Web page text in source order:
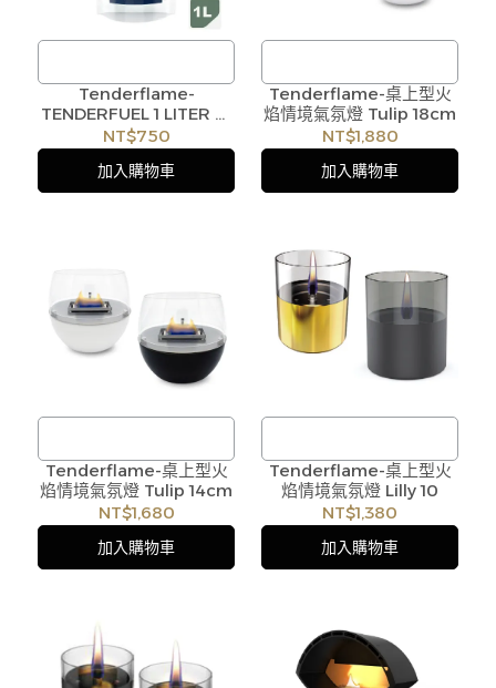
/
訂購注意事項 :
商品流動性快且多個平台共
用庫存，偶有下單後缺貨情
單，造成不便尚請見諒。如
遇庫存不足無法下單，亦歡
迎洽詢客服。
Tenderflame-
TENDERFUEL 1 LITER 火
焰氣氛燈安全燃料 1 公升
#AH000C109OGI
NT$750
加入購物車
/
訂購注意事項 :
商品流動性快且多個平台共
用庫存，偶有下單後缺貨情
出貨，本公司將有權取消訂
單，造成不便尚請見諒。如
遇庫存不足無法下單，亦歡
迎洽詢客服。
Tenderflame-桌上型火
焰情境氣氛燈 Tulip 18cm
NT$1,880
加入購物車
/
訂購注意事項 :
商品流動性快且多個平台共
用庫存，偶有下單後缺貨情
出貨，本公司將有權取消訂
單，造成不便尚請見諒。如
Tenderflame-桌上型火
焰情境氣氛燈 Tulip 14cm
NT$1,680
加入購物車
/
訂購注意事項 :
商品流動性快且多個平台共
用庫存，偶有下單後缺貨情
出貨，本公司將有權取消訂
單，造成不便尚請見諒。如
Tenderflame-桌上型火
焰情境氣氛燈 Lilly 10
NT$1,380
加入購物車